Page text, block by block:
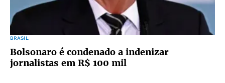
BRASIL
Bolsonaro é condenado a indenizar
jornalistas em R$ 100 mil